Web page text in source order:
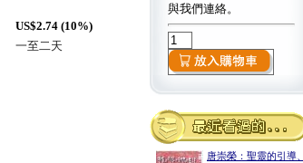
與我們連絡。
唐崇榮：聖靈的引導、
US$2.74 (10%)
一至二天